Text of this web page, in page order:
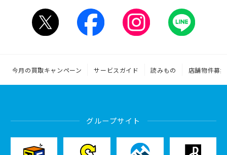
今月の買取キャンペーン サービスガイド 読みもの 店舗物件募集
グループサイト